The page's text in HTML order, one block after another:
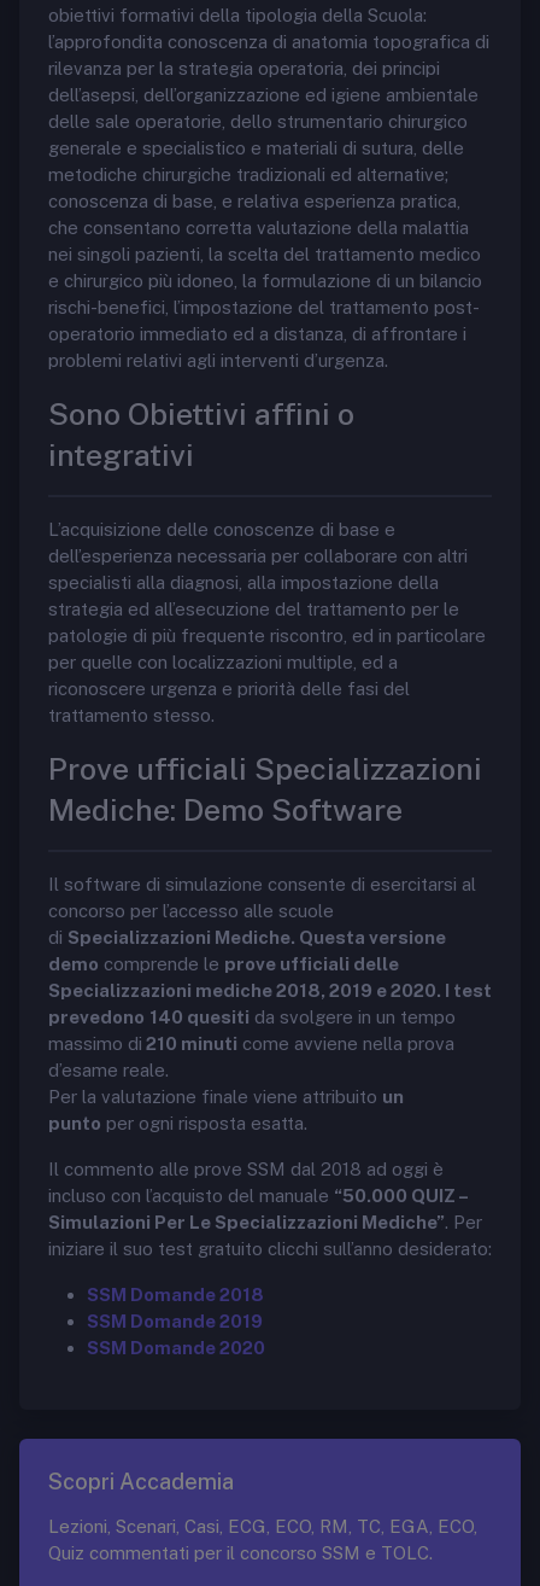
obiettivi formativi della tipologia della Scuola:
l’approfondita conoscenza di anatomia topografica di
rilevanza per la strategia operatoria, dei principi
dell’asepsi, dell’organizzazione ed igiene ambientale
delle sale operatorie, dello strumentario chirurgico
generale e specialistico e materiali di sutura, delle
metodiche chirurgiche tradizionali ed alternative;
conoscenza di base, e relativa esperienza pratica,
che consentano corretta valutazione della malattia
nei singoli pazienti, la scelta del trattamento medico
e chirurgico più idoneo, la formulazione di un bilancio
rischi-benefici, l’impostazione del trattamento post-
operatorio immediato ed a distanza, di affrontare i
problemi relativi agli interventi d’urgenza.
Sono Obiettivi affini o
integrativi
L’acquisizione delle conoscenze di base e
dell’esperienza necessaria per collaborare con altri
specialisti alla diagnosi, alla impostazione della
strategia ed all’esecuzione del trattamento per le
patologie di più frequente riscontro, ed in particolare
per quelle con localizzazioni multiple, ed a
riconoscere urgenza e priorità delle fasi del
trattamento stesso.
Prove ufficiali Specializzazioni
Mediche: Demo Software
Il software di simulazione consente di esercitarsi al
concorso per l’accesso alle scuole
di Specializzazioni Mediche. Questa versione
demo comprende le prove ufficiali delle
Specializzazioni mediche 2018, 2019 e 2020. I test
prevedono 140 quesiti da svolgere in un tempo
massimo di 210 minuti come avviene nella prova
d’esame reale.
Per la valutazione finale viene attribuito un
punto per ogni risposta esatta.
Il commento alle prove SSM dal 2018 ad oggi è
incluso con l’acquisto del manuale “50.000 QUIZ –
Simulazioni Per Le Specializzazioni Mediche”. Per
iniziare il suo test gratuito clicchi sull’anno desiderato:
SSM Domande 2018
SSM Domande 2019
SSM Domande 2020
Scopri Accademia
Lezioni, Scenari, Casi, ECG, ECO, RM, TC, EGA, ECO,
Quiz commentati per il concorso SSM e TOLC.